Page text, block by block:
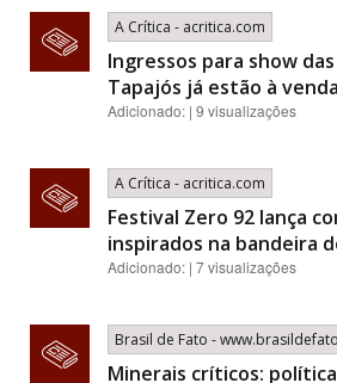
A Crítica - acritica.com
Ingressos para show
Tapajós já estão à venda
Adicionado: | 9 visualizações
A Crítica - acritica.com
Festival Zero 92 lança
inspirados na bandeira
Adicionado: | 7 visualizações
Brasil de Fato -
Minerais críticos: